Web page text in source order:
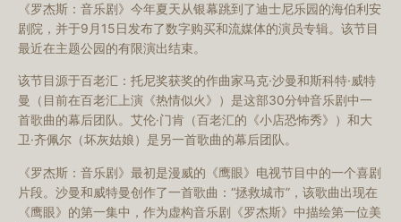
《罗杰斯：音乐剧》今年夏天从银幕跳到了迪士尼乐园的海伯利安
剧院，并于9月15日发布了数字购买和流媒体的演员专辑。该节目
最近在主题公园的有限演出结束。
该节目源于百老汇：托尼奖获奖的作曲家马克·沙曼和斯科特·威特
曼（目前在百老汇上演《热情似火》）是这部30分钟音乐剧中一
首歌曲的幕后团队。艾伦·门肯（百老汇的《小店恐怖秀》）和大
卫·齐佩尔（坏灰姑娘）是另一首歌曲的幕后团队。
《罗杰斯：音乐剧》最初是漫威的《鹰眼》电视节目中的一个喜剧
片段。沙曼和威特曼创作了一首歌曲：“拯救城市”，该歌曲出现在
《鹰眼》的第一集中，作为虚构音乐剧《罗杰斯》中描绘第一位美